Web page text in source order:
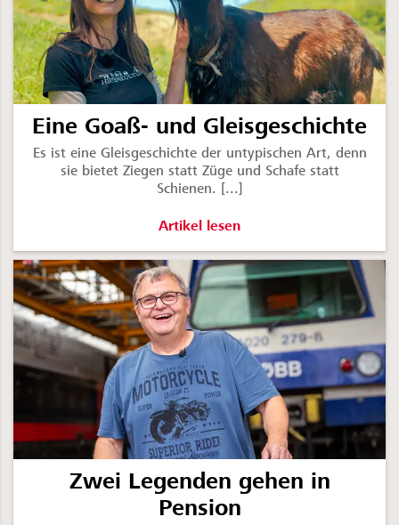
Eine Goaß- und Gleisgeschichte
Es ist eine Gleisgeschichte der untypischen Art, denn
sie bietet Ziegen statt Züge und Schafe statt
Schienen. [...]
Eine Goaß- und Gleisgeschichte -
Artikel lesen
Zwei Legenden gehen in
Pension